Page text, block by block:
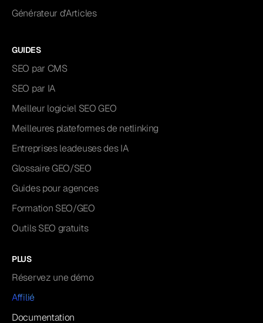
Générateur d'Articles
GUIDES
SEO par CMS
SEO par IA
Meilleur logiciel SEO GEO
Meilleures plateformes de netlinking
Entreprises leadeuses des IA
Glossaire GEO/SEO
Guides pour agences
Formation SEO/GEO
Outils SEO gratuits
PLUS
Réservez une démo
Affilié
Documentation